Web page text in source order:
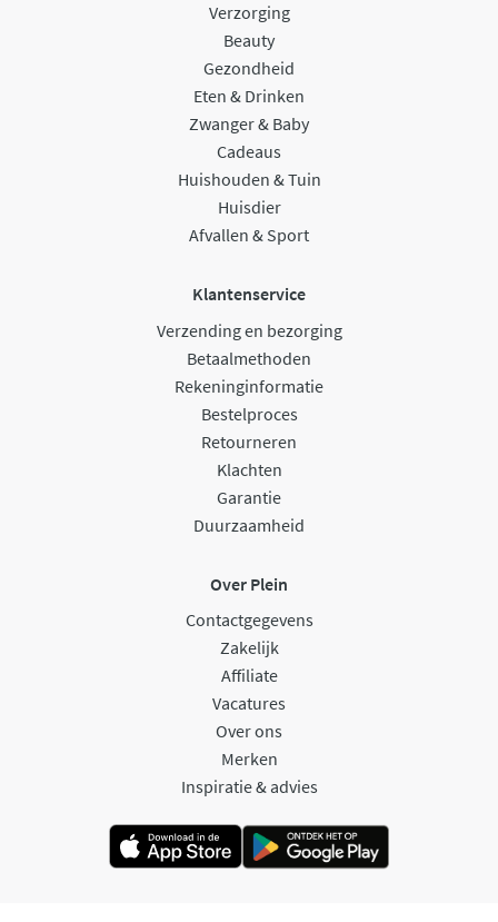
Verzorging
Beauty
Gezondheid
Eten & Drinken
Zwanger & Baby
Cadeaus
Huishouden & Tuin
Huisdier
Afvallen & Sport
Klantenservice
Verzending en bezorging
Betaalmethoden
Rekeninginformatie
Bestelproces
Retourneren
Klachten
Garantie
Duurzaamheid
Over Plein
Contactgegevens
Zakelijk
Affiliate
Vacatures
Over ons
Merken
Inspiratie & advies